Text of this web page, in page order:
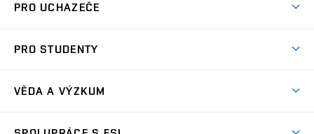
PRO UCHAZEČE
Ambasadoři studia
PRO STUDENTY
Studijní předpisy
VĚDA A VÝZKUM